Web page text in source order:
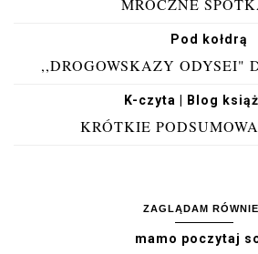
MROCZNE
Pod kołdrą
,,DROGOWSKAZY ODYSEI"
K-czyta | Blog
KRÓTKIE
ZAGLĄDAM
mamo poczytaj